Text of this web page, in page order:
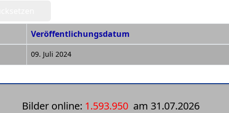
Veröffentlichungsdatum
09. Juli 2024
Bilder online: 1.593.950 am 31.07.2026